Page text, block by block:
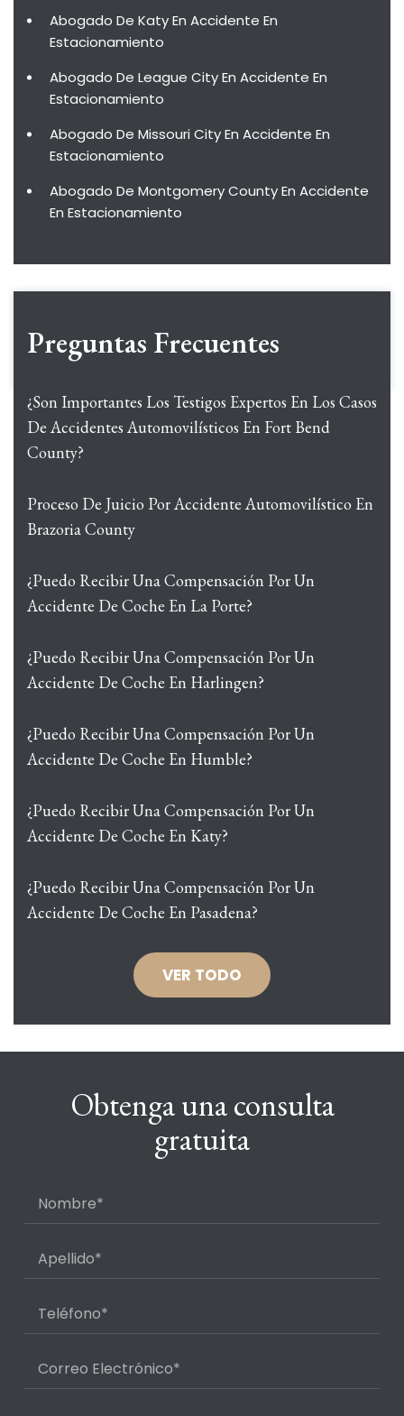
Abogado De Katy En Accidente En
Estacionamiento
Abogado De League City En Accidente En
Estacionamiento
Abogado De Missouri City En Accidente En
Estacionamiento
Abogado De Montgomery County En Accidente
En Estacionamiento
Preguntas Frecuentes
¿Son Importantes Los Testigos Expertos En Los Casos
De Accidentes Automovilísticos En Fort Bend
County?
Proceso De Juicio Por Accidente Automovilístico En
Brazoria County
¿Puedo Recibir Una Compensación Por Un
Accidente De Coche En La Porte?
¿Puedo Recibir Una Compensación Por Un
Accidente De Coche En Harlingen?
¿Puedo Recibir Una Compensación Por Un
Accidente De Coche En Humble?
¿Puedo Recibir Una Compensación Por Un
Accidente De Coche En Katy?
¿Puedo Recibir Una Compensación Por Un
Accidente De Coche En Pasadena?
VER TODO
Obtenga una consulta
gratuita